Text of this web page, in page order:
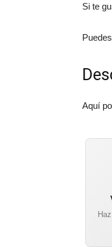
Si te
Aquí